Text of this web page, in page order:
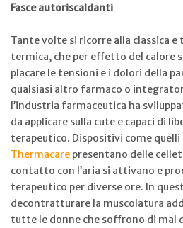
Fasce autoriscaldanti
Tante volte si ricorre alla classica e
termica, che per effetto del calore
placare le tensioni e i dolori della
qualsiasi altro farmaco o
l’industria farmaceutica ha
da applicare sulla cute e capaci di
terapeutico. Dispositivi come
Thermacare presentano delle
contatto con l’aria si attivano e
terapeutico per diverse ore. In
decontratturare la muscolatura
tutte le donne che soffrono di mal